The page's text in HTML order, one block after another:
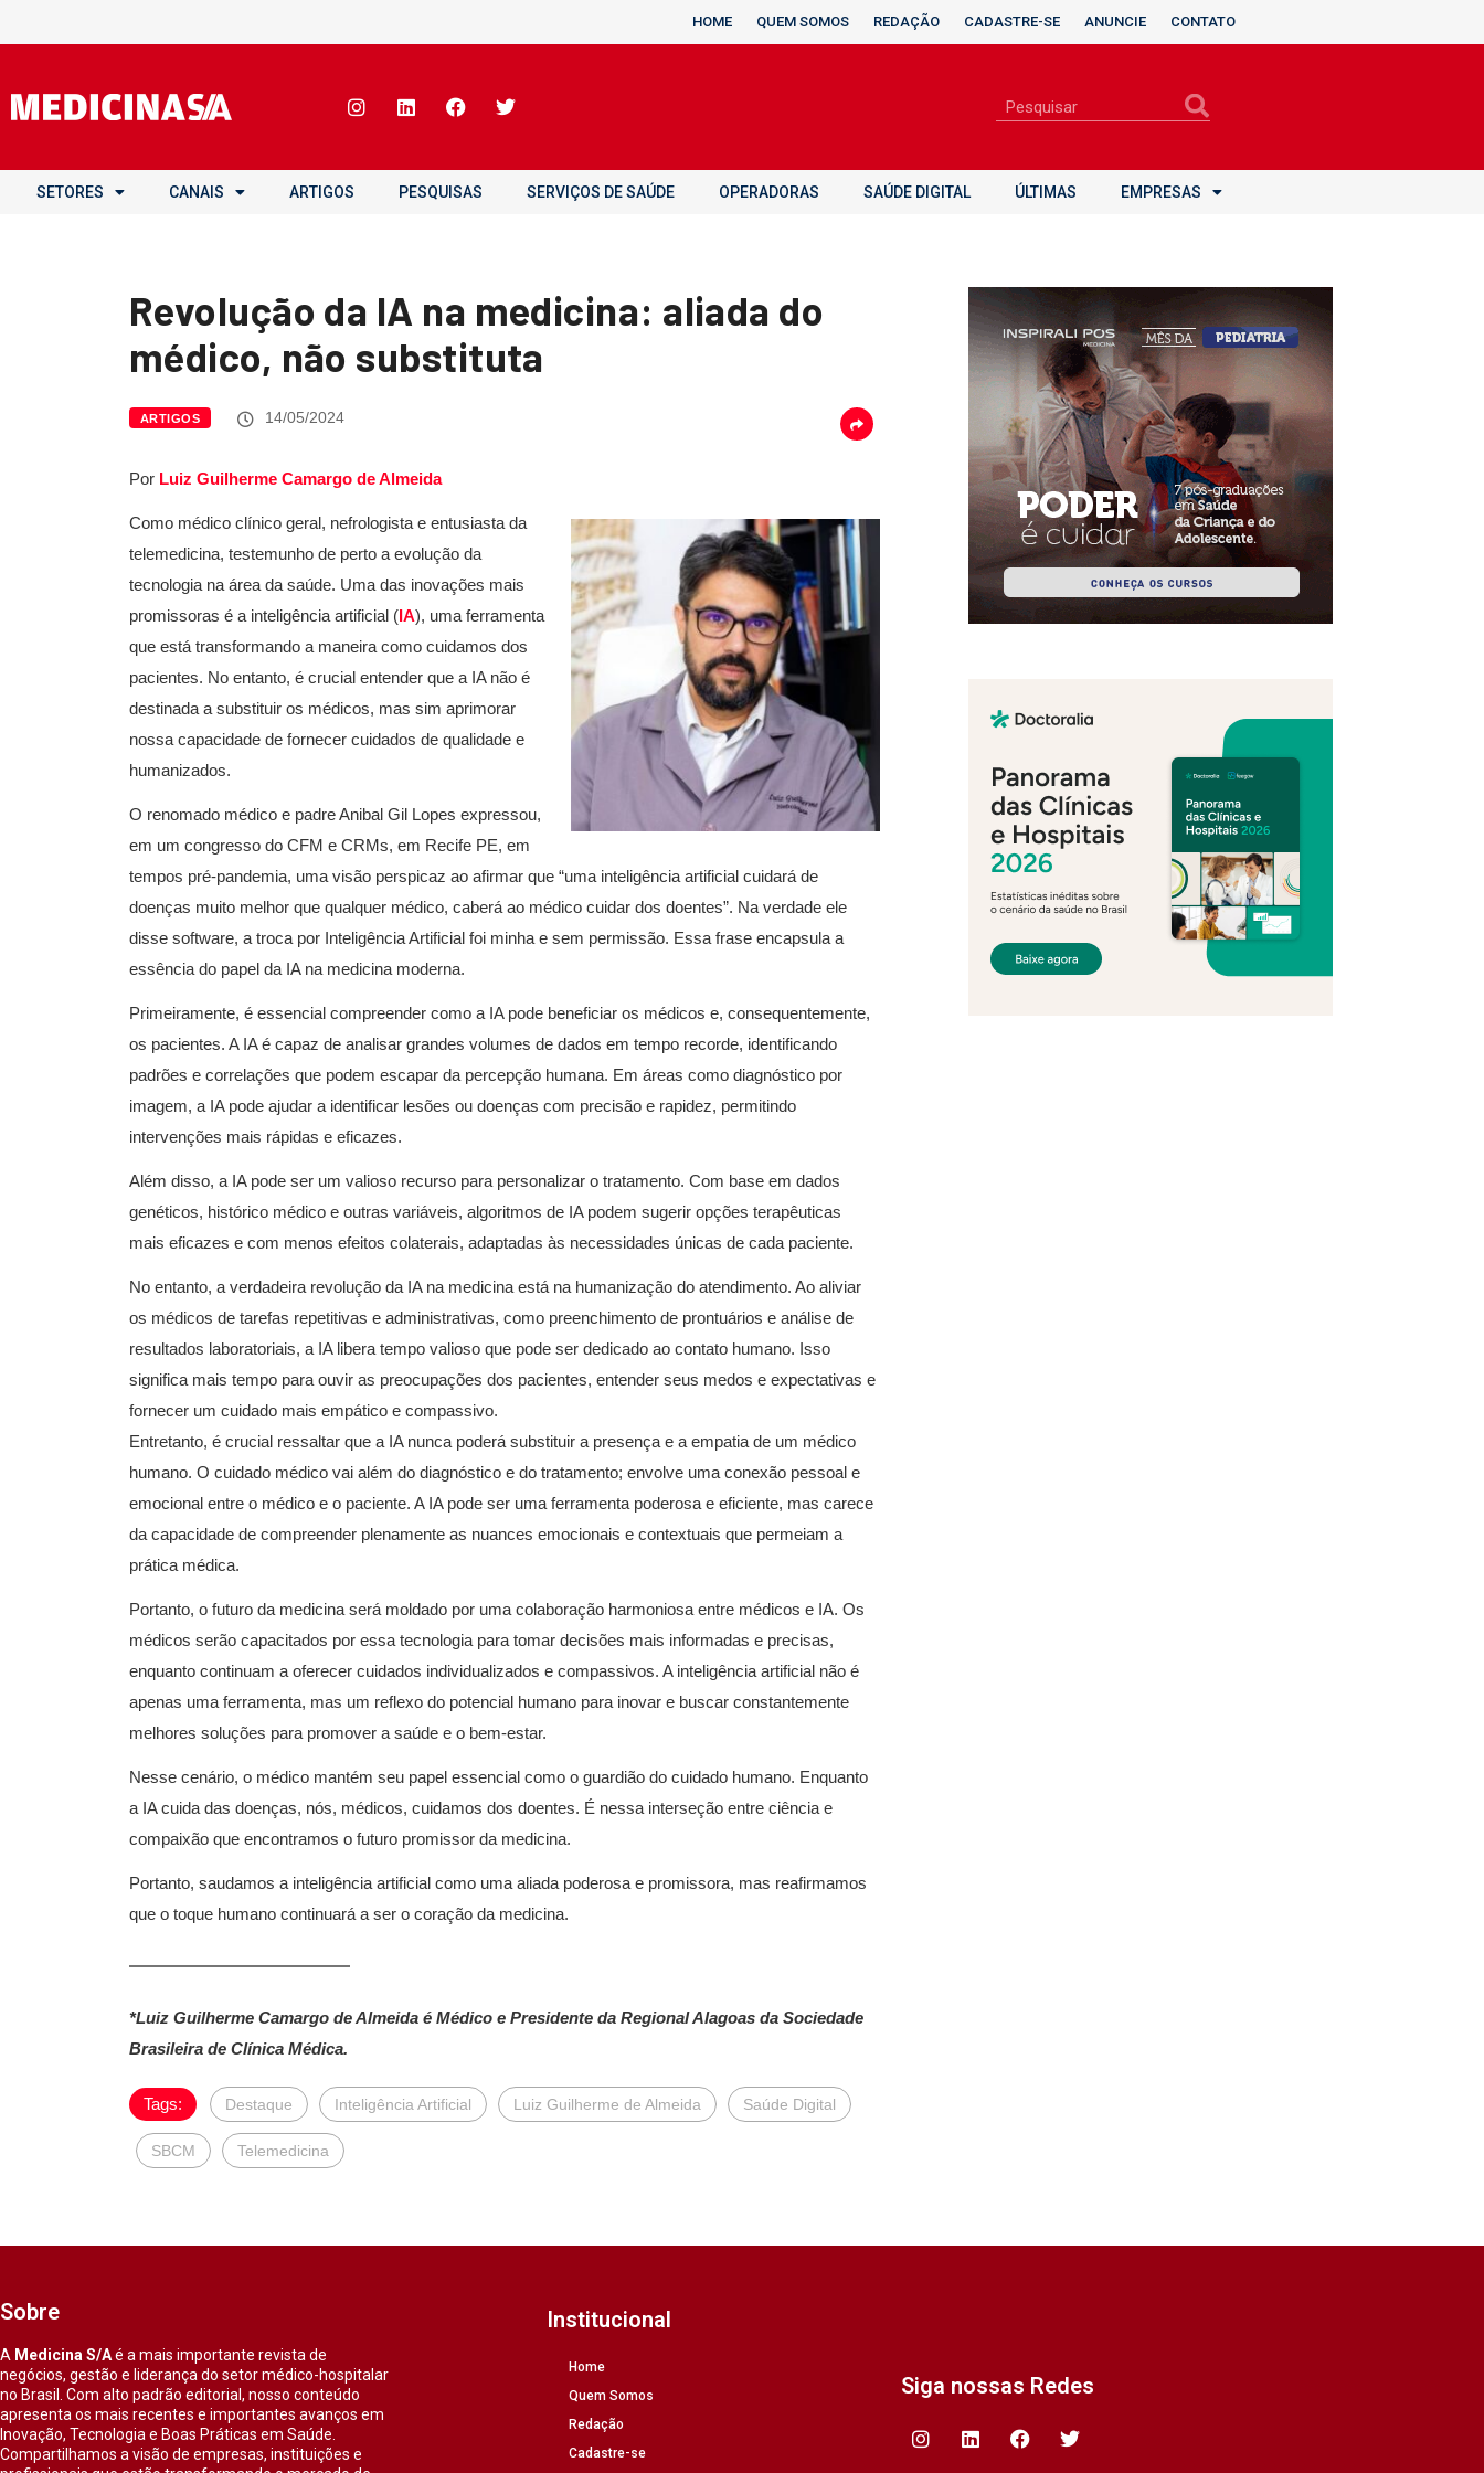
HOME QUEM SOMOS REDAÇÃO CADASTRE-SE ANUNCIE CONTATO
SETORES CANAIS ARTIGOS PESQUISAS SERVIÇOS DE SAÚDE OPERADORAS SAÚDE DIGITAL ÚLTIMAS EMPRESAS
Revolução da IA na medicina: aliada do
médico, não substituta
ARTIGOS 14/05/2024
Por Luiz Guilherme Camargo de Almeida
Como médico clínico geral, nefrologista e entusiasta da
telemedicina, testemunho de perto a evolução da
tecnologia na área da saúde. Uma das inovações mais
promissoras é a inteligência artificial (IA), uma ferramenta
que está transformando a maneira como cuidamos dos
pacientes. No entanto, é crucial entender que a IA não é
destinada a substituir os médicos, mas sim aprimorar
nossa capacidade de fornecer cuidados de qualidade e
humanizados.
O renomado médico e padre Anibal Gil Lopes expressou,
em um congresso do CFM e CRMs, em Recife PE, em
tempos pré-pandemia, uma visão perspicaz ao afirmar que “uma inteligência artificial cuidará de
doenças muito melhor que qualquer médico, caberá ao médico cuidar dos doentes”. Na verdade ele
disse software, a troca por Inteligência Artificial foi minha e sem permissão. Essa frase encapsula a
essência do papel da IA na medicina moderna.
Primeiramente, é essencial compreender como a IA pode beneficiar os médicos e, consequentemente,
os pacientes. A IA é capaz de analisar grandes volumes de dados em tempo recorde, identificando
padrões e correlações que podem escapar da percepção humana. Em áreas como diagnóstico por
imagem, a IA pode ajudar a identificar lesões ou doenças com precisão e rapidez, permitindo
intervenções mais rápidas e eficazes.
Além disso, a IA pode ser um valioso recurso para personalizar o tratamento. Com base em dados
genéticos, histórico médico e outras variáveis, algoritmos de IA podem sugerir opções terapêuticas
mais eficazes e com menos efeitos colaterais, adaptadas às necessidades únicas de cada paciente.
No entanto, a verdadeira revolução da IA na medicina está na humanização do atendimento. Ao aliviar
os médicos de tarefas repetitivas e administrativas, como preenchimento de prontuários e análise de
resultados laboratoriais, a IA libera tempo valioso que pode ser dedicado ao contato humano. Isso
significa mais tempo para ouvir as preocupações dos pacientes, entender seus medos e expectativas e
fornecer um cuidado mais empático e compassivo.
Entretanto, é crucial ressaltar que a IA nunca poderá substituir a presença e a empatia de um médico
humano. O cuidado médico vai além do diagnóstico e do tratamento; envolve uma conexão pessoal e
emocional entre o médico e o paciente. A IA pode ser uma ferramenta poderosa e eficiente, mas carece
da capacidade de compreender plenamente as nuances emocionais e contextuais que permeiam a
prática médica.
Portanto, o futuro da medicina será moldado por uma colaboração harmoniosa entre médicos e IA. Os
médicos serão capacitados por essa tecnologia para tomar decisões mais informadas e precisas,
enquanto continuam a oferecer cuidados individualizados e compassivos. A inteligência artificial não é
apenas uma ferramenta, mas um reflexo do potencial humano para inovar e buscar constantemente
melhores soluções para promover a saúde e o bem-estar.
Nesse cenário, o médico mantém seu papel essencial como o guardião do cuidado humano. Enquanto
a IA cuida das doenças, nós, médicos, cuidamos dos doentes. É nessa interseção entre ciência e
compaixão que encontramos o futuro promissor da medicina.
Portanto, saudamos a inteligência artificial como uma aliada poderosa e promissora, mas reafirmamos
que o toque humano continuará a ser o coração da medicina.
*Luiz Guilherme Camargo de Almeida é Médico e Presidente da Regional Alagoas da Sociedade
Brasileira de Clínica Médica.
Tags: Destaque Inteligência Artificial Luiz Guilherme de Almeida Saúde Digital
SBCM Telemedicina
Sobre
A Medicina S/Aé a mais importante revista de
negócios, gestão e liderança do setor médico-hospitalar
no Brasil. Com alto padrão editorial, nosso conteúdo
apresenta os mais recentes e importantes avanços em
Inovação, Tecnologia e Boas Práticas em Saúde.
Compartilhamos a visão de empresas, instituições e
Institucional
Home
Quem Somos
Redação
Cadastre-se
Siga nossas Redes